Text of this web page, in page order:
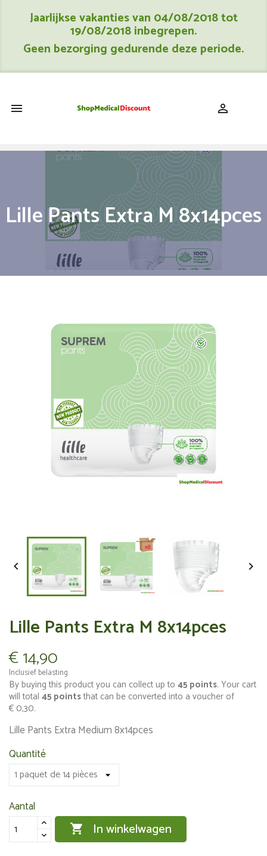
Jaarlijkse vakanties van 04/08/2018 tot
19/08/2018 inbegrepen.
Geen bezorging gedurende deze periode.
 
Lille Pants Extra M 8x14pces
 
Lille Pants Extra M 8x14pces
€ 14,90
Inclusief belasting
By buying this product you can collect up to 45 points. Your cart
will total 45 pointsthat can be converted into a voucher of
€ 0,30.
Lille Pants Extra Medium 8x14pces
Quantité
Aantal
 In winkelwagen